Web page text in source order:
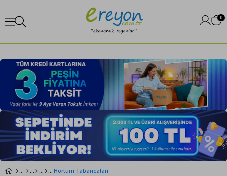
0
Hortum Tabancaları